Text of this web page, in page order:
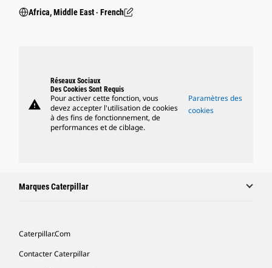
Africa, Middle East ‧ French
warning
Réseaux Sociaux
Des Cookies Sont Requis
Pour activer cette fonction, vous
devez accepter l'utilisation de cookies
à des fins de fonctionnement, de
performances et de ciblage.
Paramètres des
cookies
Marques Caterpillar
Caterpillar.com
Contacter Caterpillar